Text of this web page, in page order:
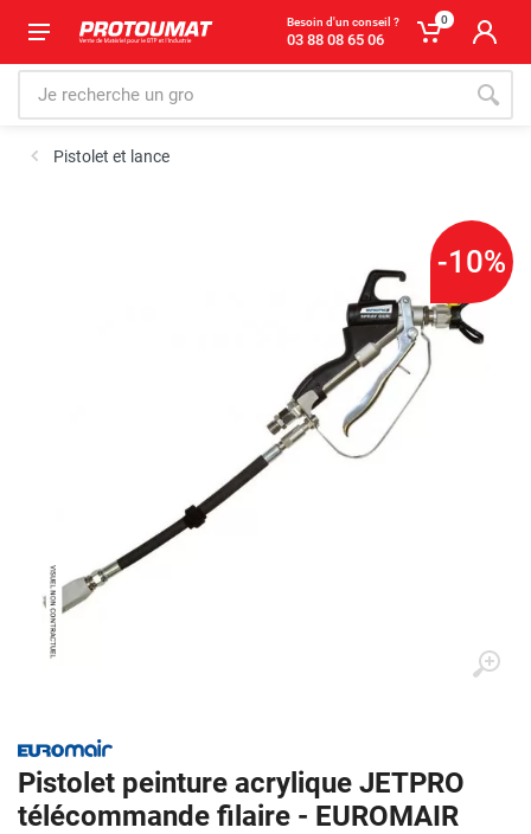
Besoin d'un conseil ?
03 88 08 65 06
0
Pistolet et lance
-10%
Pistolet peinture acrylique JETPRO
télécommande filaire - EUROMAIR